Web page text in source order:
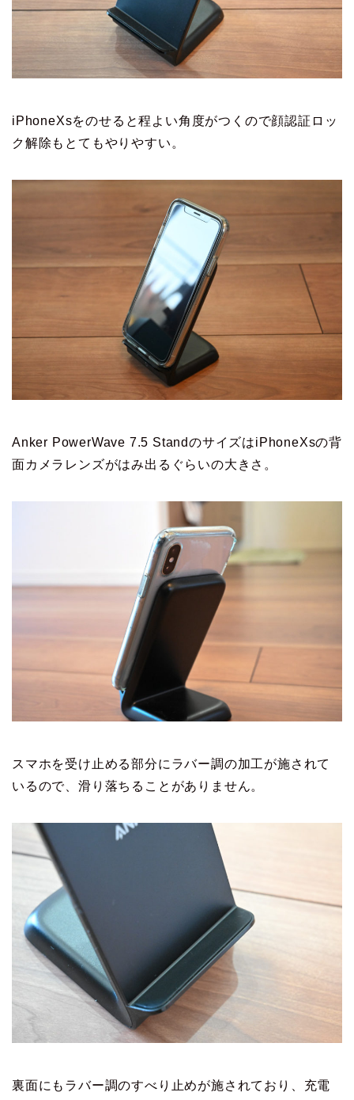
iPhoneXsをのせると程よい角度がつくので顔認証ロッ
ク解除もとてもやりやすい。
Anker PowerWave 7.5 StandのサイズはiPhoneXsの背
面カメラレンズがはみ出るぐらいの大きさ。
スマホを受け止める部分にラバー調の加工が施されて
いるので、滑り落ちることがありません。
裏面にもラバー調のすべり止めが施されており、充電